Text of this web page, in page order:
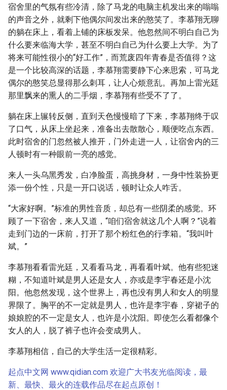
宿舍里的气氛有些冷清，除了马龙的电脑主机发出来的嗡嗡
的声音之外，就剩下他偶尔间发出来的憨笑了。李慕翔无聊
的躺在床上，看着上铺的床板发呆。他忽然间不明白自己为
什么要来临海大学，甚至不明白自己为什么要上大学。为了
将来可能性很小的“好工作”，而荒废四年青春是否值得？这
是一个比较高深的话题，李慕翔需要静下心来思索，可马龙
偶尔的憨笑总显得那么刺耳，让人心烦意乱。再加上雷光廷
那里飘来的熏人的二手烟，李慕翔有些受不了了。
躺在床上辗转反侧，直到天色慢慢暗了下来，李慕翔终于叹
了口气，从床上坐起来，准备出去散散心，顺便吃点东西。
此时宿舍的门忽然被人推开，门外走进一人，让宿舍内的三
人顿时有一种眼前一亮的感觉。
来人一头乌黑秀发，白净脸蛋，高挑身材，一身中性装扮更
添一份个性，只是一开口说话，顿时让众人咋舌。
“大家好啊。”标准的男性音质，却总有一些阴柔的感觉。环
顾了一下宿舍，来人又道，“咱们宿舍就这几个人啊？”说着
走到门边的一床前，打开了那个粉红色的行李箱。“我叫叶
斌。”
李慕翔看看雷光廷，又看看马龙，再看看叶斌。他有些犯迷
糊，不知道叶斌是男人还是女人，亦或是李宇春还是小沈
阳。他忽然发现，这个世界上，再也没有男人和女人的明显
界限了。胸平的不一定就是男人，也许是李宇春，穿裙子的
娘娘腔的不一定是女人，也许是小沈阳。即使怎么看都像个
女人的人，脱了裤子也许会变成男人。
李慕翔相信，自己的大学生活一定很精彩。
起点中文网 www.qidian.com 欢迎广大书友光临阅读，最
新、最快、最火的连载作品尽在起点原创！